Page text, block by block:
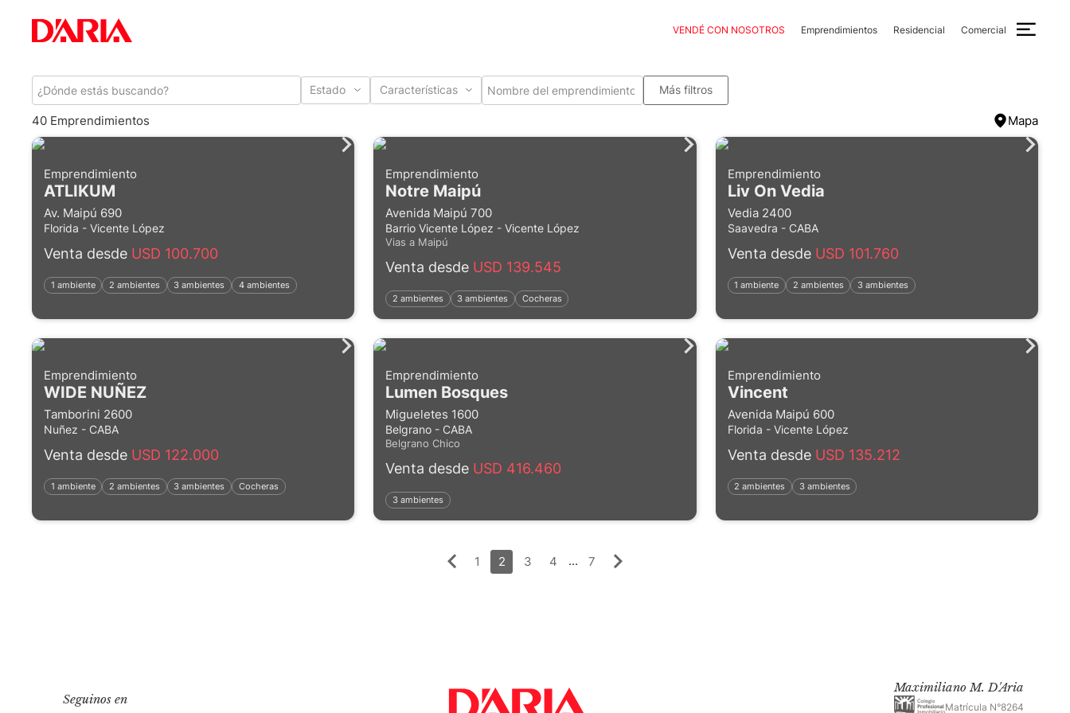
VENDÉ CON NOSOTROS Emprendimientos Residencial Comercial
Estado Características Más filtros
40 Emprendimientos Mapa
Emprendimiento
ATLIKUM
Av. Maipú 690
Florida - Vicente López
Venta desde USD 100.700
1 ambiente 2 ambientes 3 ambientes 4 ambientes
Emprendimiento
Notre Maipú
Avenida Maipú 700
Barrio Vicente López - Vicente López
Vias a Maipú
Venta desde USD 139.545
2 ambientes 3 ambientes Cocheras
Emprendimiento
Liv On Vedia
Vedia 2400
Saavedra - CABA
Venta desde USD 101.760
1 ambiente 2 ambientes 3 ambientes
Emprendimiento
WIDE NUÑEZ
Tamborini 2600
Nuñez - CABA
Venta desde USD 122.000
1 ambiente 2 ambientes 3 ambientes Cocheras
Emprendimiento
Lumen Bosques
Migueletes 1600
Belgrano - CABA
Belgrano Chico
Venta desde USD 416.460
3 ambientes
Emprendimiento
Vincent
Avenida Maipú 600
Florida - Vicente López
Venta desde USD 135.212
2 ambientes 3 ambientes
1 2 3 4 ... 7
Seguinos en
Maximiliano M. D'Aria
Matrícula N°8264